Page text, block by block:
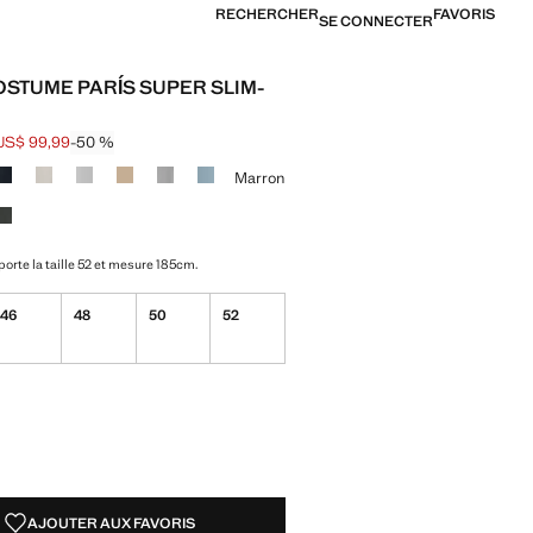
RECHERCHERSE CONNECTERFAVORIS
PARÍS SUPER SLIM-
[US$ 199,99 ]
99,99 ]
99,99-50 %
couleur
Marron
la taille 52 et mesure 185cm.
46 48 50 52
AJOUTER AUX FAVORIS